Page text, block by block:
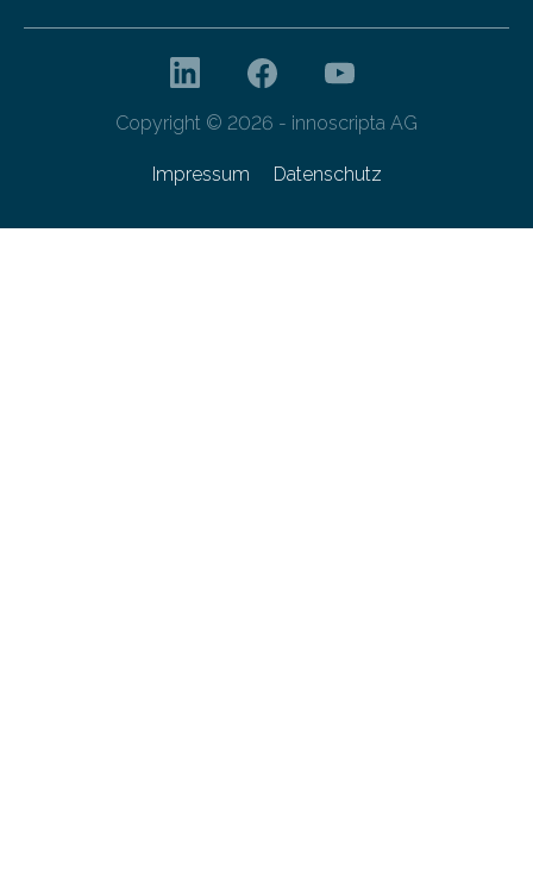
Copyright © 2026 - innoscripta AG
Impressum Datenschutz